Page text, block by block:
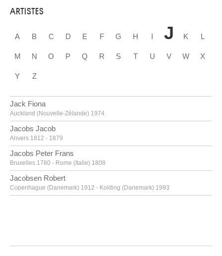
ARTISTES
A B C D E F G H I J K L
M N O P Q R S T U V W X
Y Z
Jack Fiona
Auckland (Nouvelle-Zélande) 1974
Jacobs Jacob
Anvers 1812 - 1879
Jacobs Peter Frans
Bruxelles 1780 - Rome (Italie) 1808
Jacobsen Robert
Copenhague (Danemark) 1912 - Kolding (Danemark) 1993